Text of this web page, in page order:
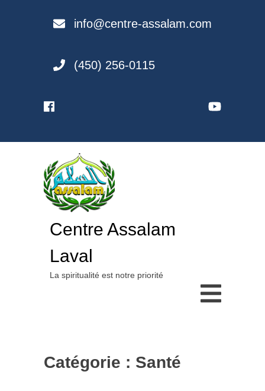
info@centre-assalam.com
(450) 256-0115
Centre Assalam
Laval
La spiritualité est notre priorité
Catégorie : Santé